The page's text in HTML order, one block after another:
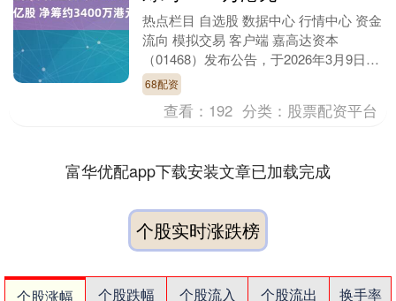
热点栏目 自选股 数据中心 行情中心 资金
流向 模拟交易 客户端 嘉高达资本
（01468）发布公告，于2026年3月9日，
公司拟配售最多3.47亿股配售股份，相....
68配资
查看： 192 分类： 股票配资平台
富华优配app下载安装文章已加载完成
个股实时涨跌榜
个股涨幅 个股跌幅 个股流入 个股流出
换手率